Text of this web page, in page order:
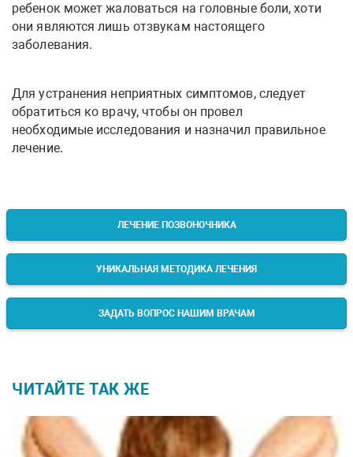
ребенок может жаловаться на головные боли, хоти
они являются лишь отзвукам настоящего
заболевания.
Для устранения неприятных симптомов, следует
обратиться ко врачу, чтобы он провел
необходимые исследования и назначил правильное
лечение.
ЛЕЧЕНИЕ ПОЗВОНОЧНИКА
УНИКАЛЬНАЯ МЕТОДИКА ЛЕЧЕНИЯ
ЗАДАТЬ ВОПРОС НАШИМ ВРАЧАМ
ЧИТАЙТЕ ТАК ЖЕ